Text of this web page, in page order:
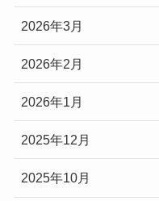
2026年3月
2026年2月
2026年1月
2025年12月
2025年10月